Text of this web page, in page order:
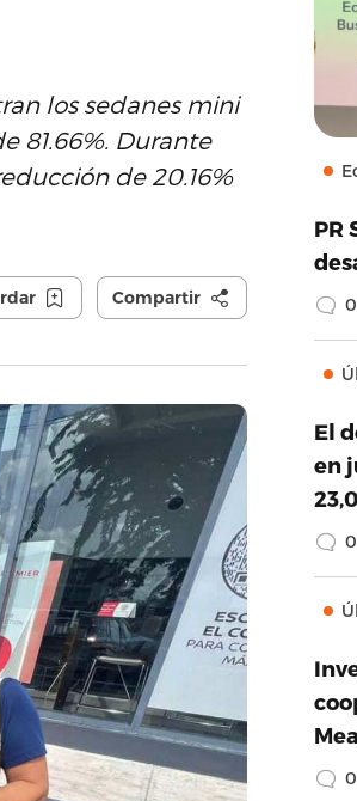
los sedanes mini
81.66%. Durante
de 20.16%
Compartir
PR
0
El
en
0
0